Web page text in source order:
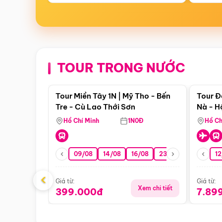
TOUR TRONG NƯỚC
Điểm nổi bật
Tour Miền Tây 1N | Mỹ Tho - Bến
Tre - Cù Lao Thới Sơn
Hồ Chí Minh 1N0Đ
09/08 14/08 16/08 23/08 30/08
Giá từ:
399.000đ Xem chi tiết
Tour
Nà -
Nha
Hồ
Giá từ:
‹